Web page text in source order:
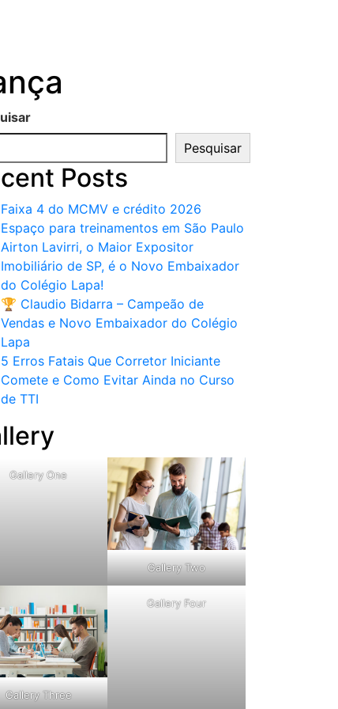
Pesquisar
Posts
Faixa 4 do MCMV e crédito 2026
Espaço para treinamentos em São Paulo
Airton Lavirri, o Maior Expositor
Imobiliário de SP, é o Novo Embaixador
do Colégio Lapa!
🏆 Claudio Bidarra – Campeão de
Vendas e Novo Embaixador do Colégio
Lapa
5 Erros Fatais Que Corretor Iniciante
Comete e Como Evitar Ainda no Curso
de TTI​
Gallery One
Gallery Two
Gallery Three
Gallery Four